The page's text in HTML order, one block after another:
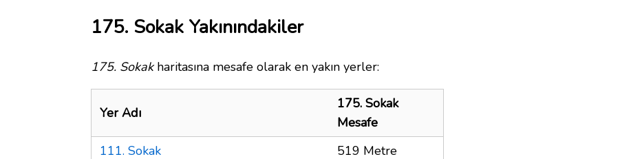
175. Sokak Yakınındakiler
175. Sokakharitasına mesafe olarak en yakın yerler:
Yer Adı
175. Sokak
Mesafe
111. Sokak
519 Metre